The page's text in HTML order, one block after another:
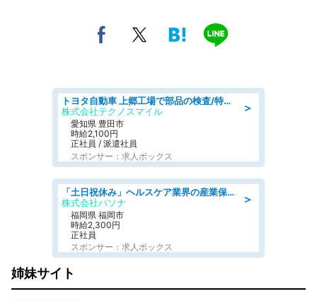
＞
トヨタ自動車 上郷工場で部品の検査/特典168万/tutumi
株式会社テクノスマイル
愛知県 豊田市
時給2,100円
正社員 / 派遣社員
スポンサー：求人ボックス
＞
「土日祝休み」ヘルスケア業界の産業保健師/高時給/未経験OK/要資格:保健師、正看護師
株式会社パソナ
福岡県 福岡市
時給2,300円
正社員
スポンサー：求人ボックス
姉妹サイト